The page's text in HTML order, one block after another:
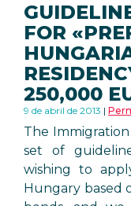
FOR
250,000
9 de abril de 2013
The
set of
wishing to
Hungary based